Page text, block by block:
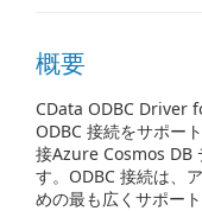
概要
CData ODBC Driver
ODBC 接続をサポー
接Azure Cosmos DB
す。ODBC 接続は、
めの最も広くサポー